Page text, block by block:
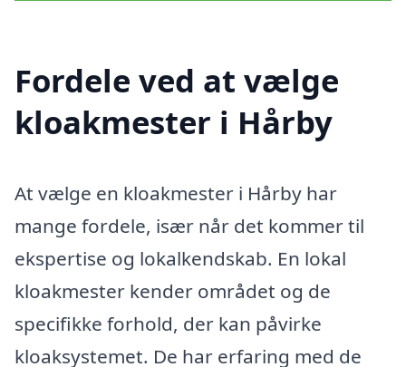
Fordele ved at vælge
kloakmester i Hårby
At vælge en kloakmester i Hårby har
mange fordele, især når det kommer til
ekspertise og lokalkendskab. En lokal
kloakmester kender området og de
specifikke forhold, der kan påvirke
kloaksystemet. De har erfaring med de